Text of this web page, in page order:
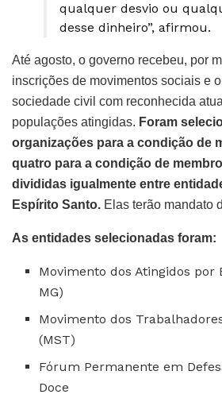
qualquer desvio ou
desse dinheiro”, afirmou.
Até agosto, o governo recebeu, por
inscrições de movimentos sociais e
sociedade civil com reconhecida
populações atingidas. Foram
organizações para a condição de
quatro para a condição de
divididas igualmente entre
Espírito Santo. Elas terão mandato
As entidades selecionadas foram:
Movimento dos Atingidos por
MG)
Movimento dos
(MST)
Fórum Permanente em
Doce